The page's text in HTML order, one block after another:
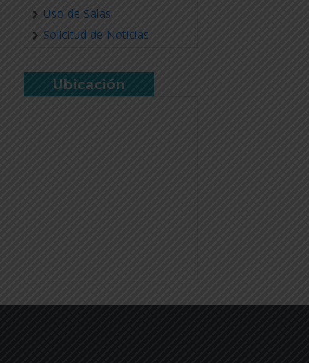
Uso de Salas
Solicitud de Noticias
Ubicación